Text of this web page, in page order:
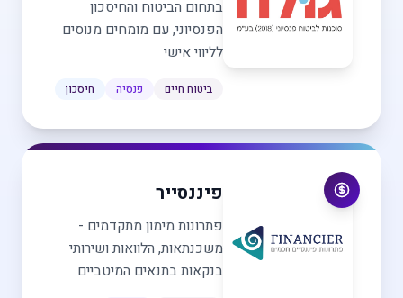
בתחום הביטוח והחיסכון
הפנסיוני, עם מומחים מנוסים
לליווי אישי
ביטוח חיים פנסיה חיסכון
פיננסייר
פתרונות מימון מתקדמים -
משכנתאות, הלוואות ושירותי
בנקאות בתנאים המיטביים